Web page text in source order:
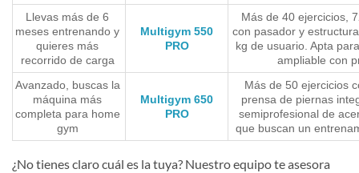
Llevas más de 6
meses entrenando y
quieres más
recorrido de carga
Multigym 550
PRO
Más de 40 ejercicios,
con pasador y
kg de usuario. Apta
ampliable con
Avanzado, buscas la
máquina más
completa para home
gym
Multigym 650
PRO
Más de 50 ejercicios
prensa de piernas
semiprofesional de
que buscan un
¿No tienes claro cuál es la tuya? Nuestro equipo te asesora